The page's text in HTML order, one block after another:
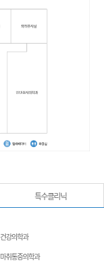
특수클리닉
건강의학과
마취통증의학과